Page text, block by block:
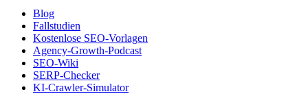
Blog
Fallstudien
Kostenlose SEO-Vorlagen
Agency-Growth-Podcast
SEO-Wiki
SERP-Checker
KI-Crawler-Simulator